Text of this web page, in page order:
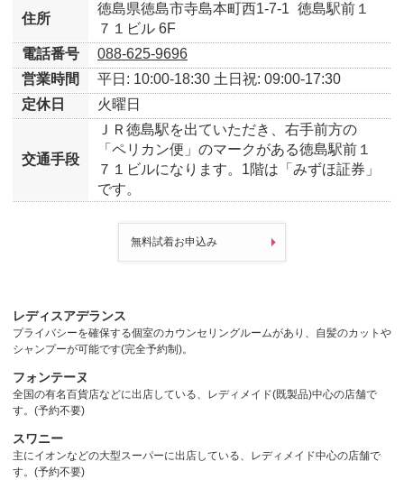
住所
徳島県徳島市寺島本町西1-7-1 徳島駅前１
７１ビル 6F
電話番号
088-625-9696
営業時間
平日: 10:00-18:30 土日祝: 09:00-17:30
定休日
火曜日
交通手段
ＪＲ徳島駅を出ていただき、右手前方の
「ペリカン便」のマークがある徳島駅前１
７１ビルになります。1階は「みずほ証券」
です。
無料試着お申込み
レディスアデランス
プライバシーを確保する個室のカウンセリングルームがあり、自髪のカットや
シャンプーが可能です(完全予約制)。
フォンテーヌ
全国の有名百貨店などに出店している、レディメイド(既製品)中心の店舗で
す。(予約不要)
スワニー
主にイオンなどの大型スーパーに出店している、レディメイド中心の店舗で
す。(予約不要)